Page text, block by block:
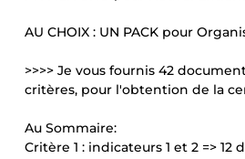
AU CHOIX : UN PACK pour
>>>> Je vous fournis 42
critères, pour l'obtention de la
Au Sommaire:
Critère 1 : indicateurs 1 et 2 => 12